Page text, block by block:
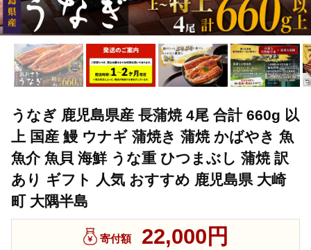
うなぎ 鹿児島県産 長蒲焼 4尾 合計 660g 以
上 国産 鰻 ウナギ 蒲焼き 蒲焼 かばやき 魚
魚介 魚貝 海鮮 うな重 ひつまぶし 蒲焼 訳
あり ギフト 人気 おすすめ 鹿児島県 大崎
町 大隅半島
寄付額 22,000円